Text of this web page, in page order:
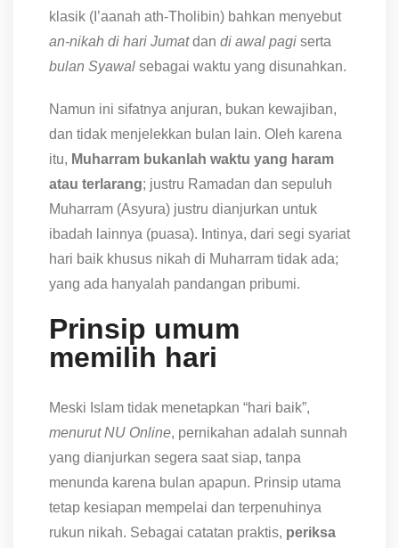
klasik (I’aanah ath-Tholibin) bahkan menyebut
an-nikah di hari Jumatdan di awal pagi serta
bulan Syawal sebagai waktu yang disunahkan.
Namun ini sifatnya anjuran, bukan kewajiban,
dan tidak menjelekkan bulan lain. Oleh karena
itu, Muharram bukanlah waktu yang haram
atau terlarang; justru Ramadan dan sepuluh
Muharram (Asyura) justru dianjurkan untuk
ibadah lainnya (puasa). Intinya, dari segi syariat
hari baik khusus nikah di Muharram tidak ada;
yang ada hanyalah pandangan pribumi.
Prinsip umum
memilih hari
Meski Islam tidak menetapkan “hari baik”,
menurut NU Online, pernikahan adalah sunnah
yang dianjurkan segera saat siap, tanpa
menunda karena bulan apapun. Prinsip utama
tetap kesiapan mempelai dan terpenuhinya
rukun nikah. Sebagai catatan praktis, periksa